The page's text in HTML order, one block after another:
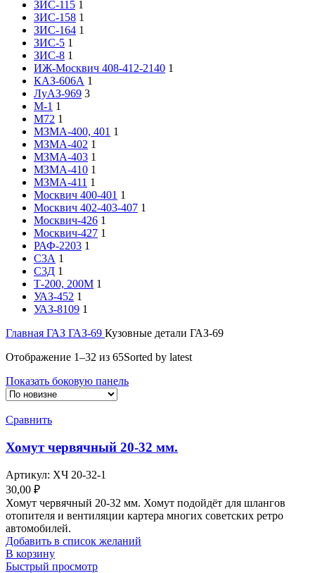
ЗИС-115 1
ЗИС-158 1
ЗИС-164 1
ЗИС-5 1
ЗИС-8 1
ИЖ-Москвич 408-412-2140 1
КАЗ-606А 1
ЛуАЗ-969 3
М-1 1
М72 1
МЗМА-400, 401 1
МЗМА-402 1
МЗМА-403 1
МЗМА-410 1
МЗМА-411 1
Москвич 400-401 1
Москвич 402-403-407 1
Москвич-426 1
Москвич-427 1
РАФ-2203 1
С3А 1
С3Д 1
Т-200, 200М 1
УАЗ-452 1
УАЗ-8109 1
Главная ГАЗ ГАЗ-69 Кузовные детали ГАЗ-69
Отображение 1–32 из 65Sorted by latest
Показать боковую панель
Сравнить
Хомут червячный 20-32 мм.
Артикул: ХЧ 20-32-1
30,00 ₽
Хомут червячный 20-32 мм. Хомут подойдёт для шлангов
отопителя и вентиляции картера многих советских ретро
автомобилей.
Добавить в список желаний
В корзину
Быстрый просмотр